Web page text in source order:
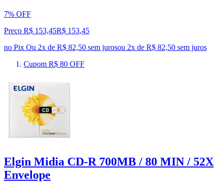
7% OFF
Preço R$ 153,45R$ 153,45
no Pix Ou 2x de R$ 82,50 sem jurosou 2x de R$ 82,50 sem juros
Cupom R$ 80 OFF
Elgin Midia CD-R 700MB / 80 MIN / 52X
Envelope